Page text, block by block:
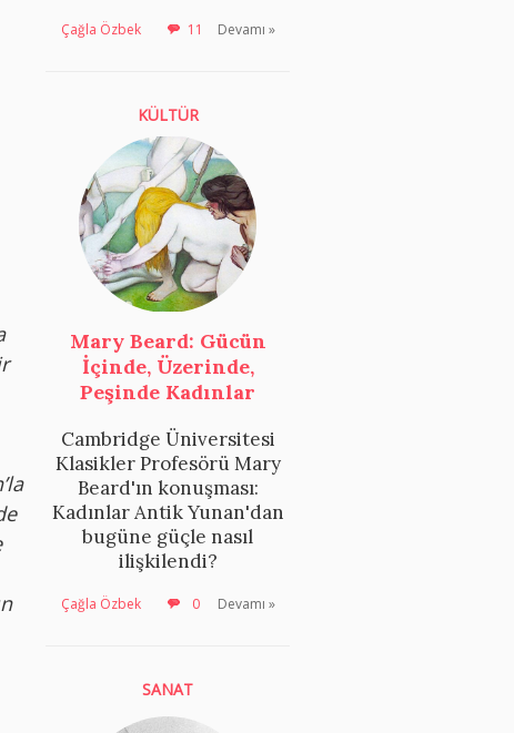
Çağla Özbek 11 Devamı »
KÜLTÜR
Mary Beard: Gücün
İçinde, Üzerinde,
Peşinde Kadınlar
Cambridge Üniversitesi
Klasikler Profesörü Mary
Beard'ın konuşması:
Kadınlar Antik Yunan'dan
bugüne güçle nasıl
ilişkilendi?
Çağla Özbek 0 Devamı »
SANAT